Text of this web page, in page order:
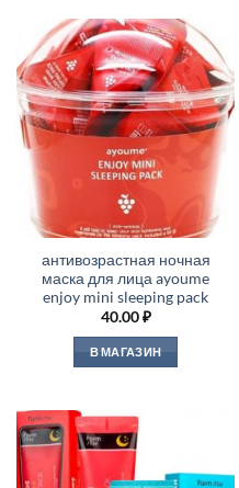
антивозрастная ночная
маска для лица ayoume
enjoy mini sleeping pack
40.00₽
В МАГАЗИН